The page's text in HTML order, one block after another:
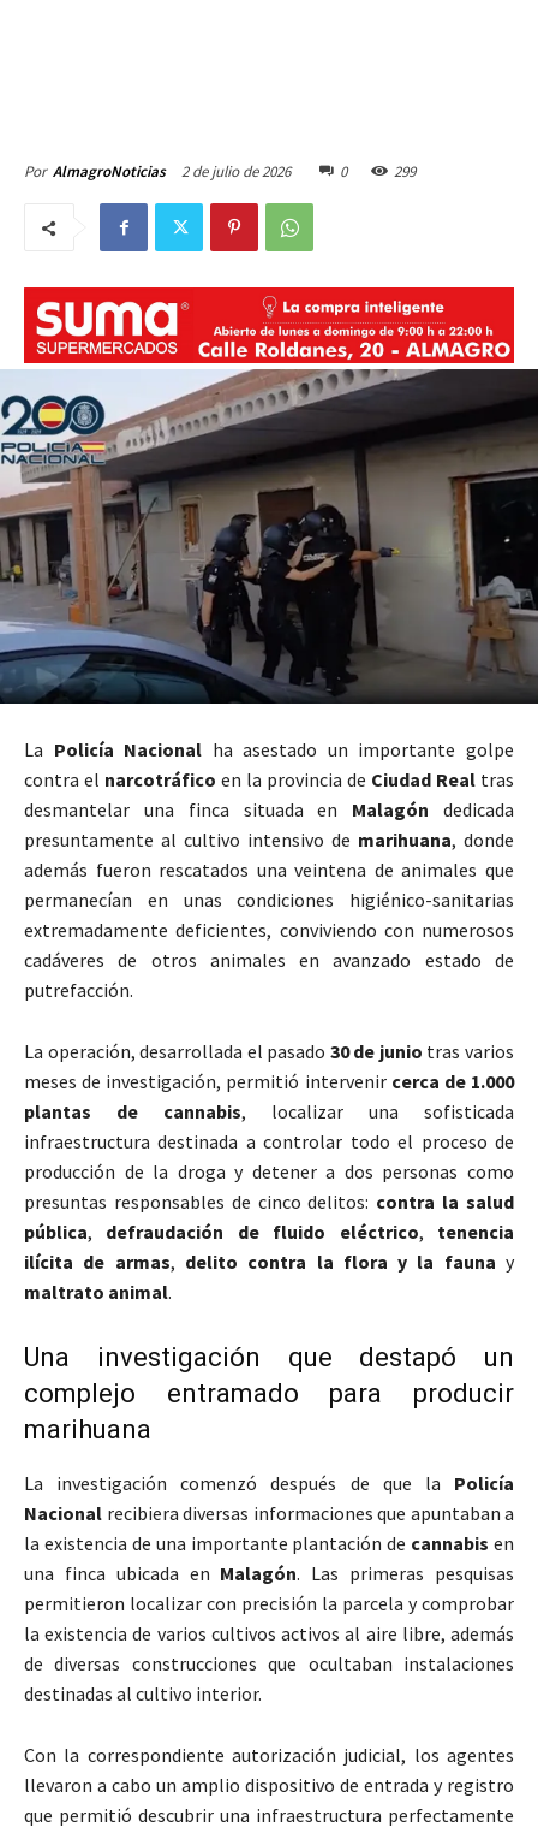
Por AlmagroNoticias 2 de julio de 2026 0 299
La Policía Nacional ha asestado un importante golpe
contra el narcotráfico en la provincia de Ciudad Real tras
desmantelar una finca situada en Malagón dedicada
presuntamente al cultivo intensivo de marihuana, donde
además fueron rescatados una veintena de animales que
permanecían en unas condiciones higiénico-sanitarias
extremadamente deficientes, conviviendo con numerosos
cadáveres de otros animales en avanzado estado de
putrefacción.
La operación, desarrollada el pasado 30 de junio tras varios
meses de investigación, permitió intervenir cerca de 1.000
plantas de cannabis, localizar una sofisticada
infraestructura destinada a controlar todo el proceso de
producción de la droga y detener a dos personas como
presuntas responsables de cinco delitos: contra la salud
pública, defraudación de fluido eléctrico, tenencia
ilícita de armas, delito contra la flora y la fauna y
maltrato animal.
Una investigación que destapó un
complejo entramado para producir
marihuana
La investigación comenzó después de que la Policía
Nacional recibiera diversas informaciones que apuntaban a
la existencia de una importante plantación de cannabis en
una finca ubicada en Malagón. Las primeras pesquisas
permitieron localizar con precisión la parcela y comprobar
la existencia de varios cultivos activos al aire libre, además
de diversas construcciones que ocultaban instalaciones
destinadas al cultivo interior.
Con la correspondiente autorización judicial, los agentes
llevaron a cabo un amplio dispositivo de entrada y registro
que permitió descubrir una infraestructura perfectamente